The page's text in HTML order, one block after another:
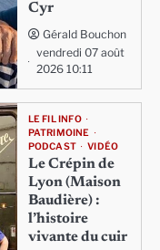
Cyr
Gérald Bouchon
vendredi 07 août
2026 10:11
LE FIL INFO
PATRIMOINE
PODCAST
VIDÉO
Le Crépin de
Lyon (Maison
Baudière) :
l’histoire
vivante du cuir